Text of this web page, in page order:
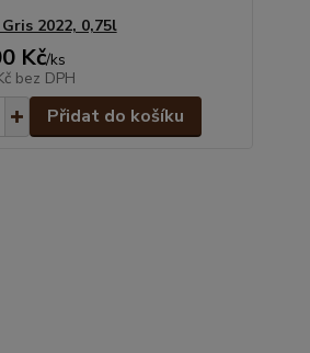
2022, 0,75l
Kč/ks
bez DPH
Přidat do košíku